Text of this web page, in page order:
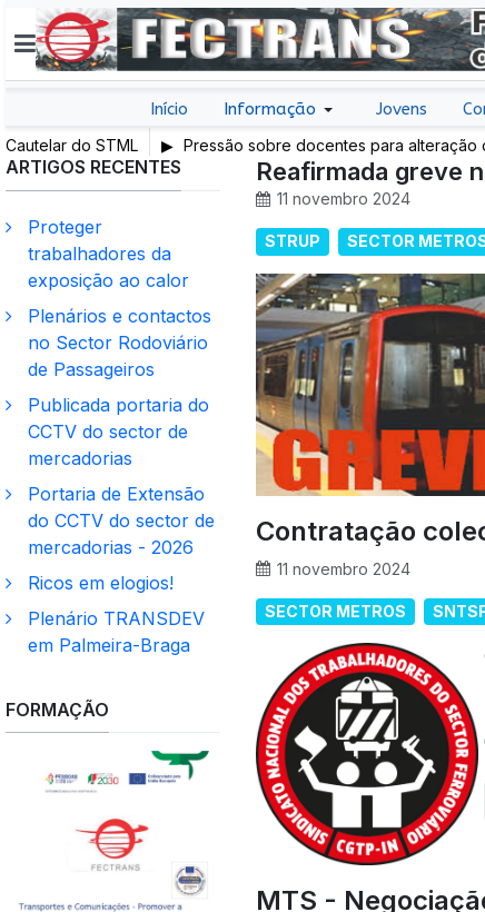
Início Informação Jovens
STML
Pressão sobre docentes para alteração de férias
exige intervenção da IGECReafirmada greve
11 novembro 2024
STRUP SECTOR
Contratação
11 novembro 2024
SECTOR METROS
MTS -
ARTIGOS RECENTES
Proteger
trabalhadores da
exposição ao calor
Plenários e contactos
no Sector Rodoviário
de Passageiros
Publicada portaria do
CCTV do sector de
mercadorias
Portaria de Extensão
do CCTV do sector de
mercadorias - 2026
Ricos em elogios!
Plenário TRANSDEV
em Palmeira-Braga
FORMAÇÃO